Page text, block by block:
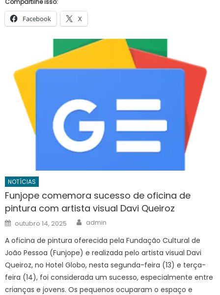
Facebook X
NOTÍCIAS
Funjope comemora sucesso de oficina de
pintura com artista visual Davi Queiroz
Posted
on
outubro 14, 2025 Author
admin
A oficina de pintura oferecida pela Fundação Cultural de
João Pessoa (Funjope) e realizada pelo artista visual Davi
Queiroz, no Hotel Globo, nesta segunda-feira (13) e terça-
feira (14), foi considerada um sucesso, especialmente entre
crianças e jovens. Os pequenos ocuparam o espaço e